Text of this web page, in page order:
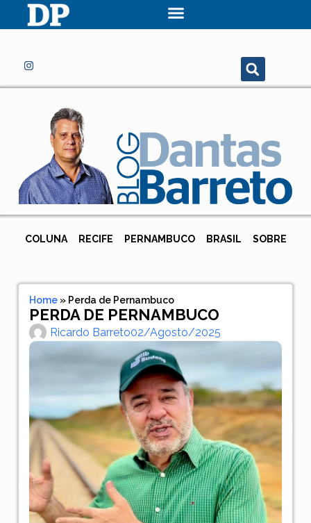
COLUNA RECIFE PERNAMBUCO BRASIL SOBRE
Home» Perda de Pernambuco
PERDA DE PERNAMBUCO
Ricardo Barreto02/agosto/2025